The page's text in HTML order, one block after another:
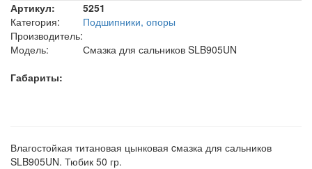
Артикул:
5251
Категория:
Подшипники, опоры
Производитель:
Модель:
Смазка для сальников SLB905UN
Габариты:
Влагостойкая титановая цынковая cмазка для сальников
SLB905UN. Тюбик 50 гр.